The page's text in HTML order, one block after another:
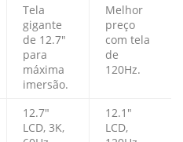
Tela
gigante
de 12.7″
para
máxima
imersão.
Melhor
preço
com tela
de
120Hz.
12.7″
LCD, 3K,
12.1″
LCD,